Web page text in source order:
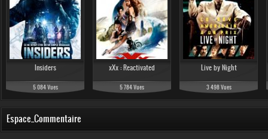
Insiders
5 084 Vues
xXx : Reactivated
5 784 Vues
Live by Night
3 498 Vues
Espace_Commentaire